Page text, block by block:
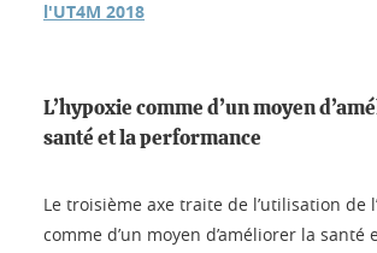
l'UT4M 2018
L’hypoxie comme d’un moyen
santé et la performance
Le troisième axe traite de l’utilisation de
comme d’un moyen d’améliorer la santé